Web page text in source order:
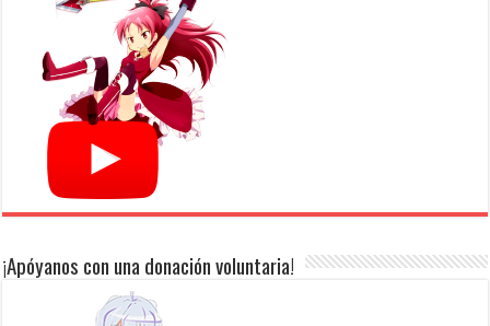
¡Apóyanos con una donación voluntaria!